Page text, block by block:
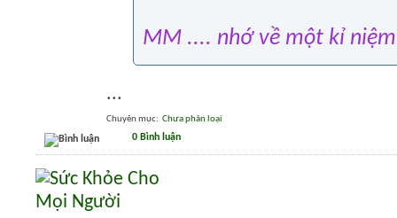
MM .... nhớ về một kỉ niệm
...
Chuyên mục Chưa phân loại
0 Bình luận